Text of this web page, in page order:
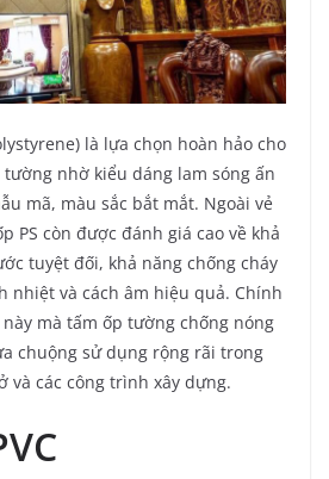
là lựa chọn hoàn hảo cho
nhờ kiểu dáng lam sóng ấn
mã, màu sắc bắt mắt. Ngoài vẻ
PS còn được đánh giá cao về khả
tuyệt đối, khả năng chống cháy
nhiệt và cách âm hiệu quả. Chính
mà tấm ốp tường chống nóng
chuộng sử dụng rộng rãi trong
và các công trình xây dựng.